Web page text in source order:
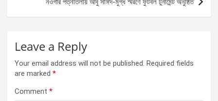
নওগাঁর পত্নীতলায় আবু সাঈদ-মুগ্ধ স্মরণে ফুটবল টুর্নামেন্ট অনুষ্ঠিত
Leave a Reply
Your email address will not be published. Required fields
are marked *
Comment *